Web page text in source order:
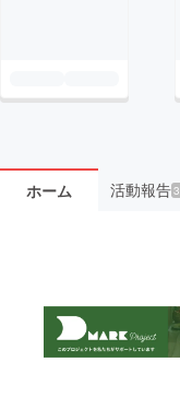
ホーム 活動報告3